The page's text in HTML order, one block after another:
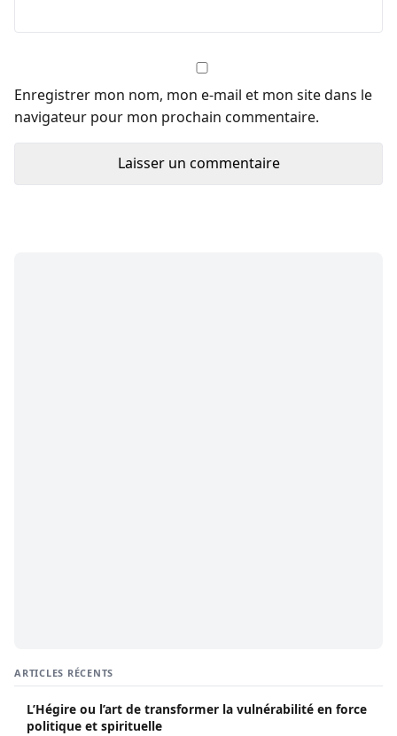
Enregistrer mon nom, mon e-mail et mon site dans le
navigateur pour mon prochain commentaire.
ARTICLES RÉCENTS
L’Hégire ou l’art de transformer la vulnérabilité en force
politique et spirituelle